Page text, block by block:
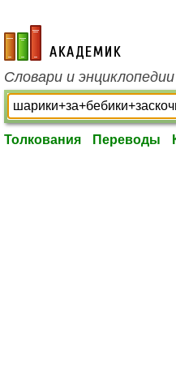
academic.ru
Словари и
Толкования Переводы